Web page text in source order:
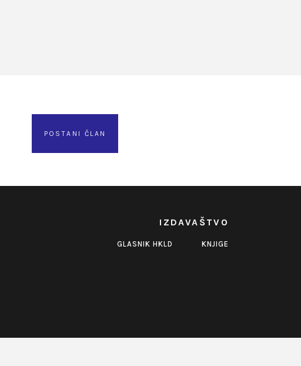
POSTANI ČLAN
IZDAVAŠTVO
GLASNIK HKLD KNJIGE